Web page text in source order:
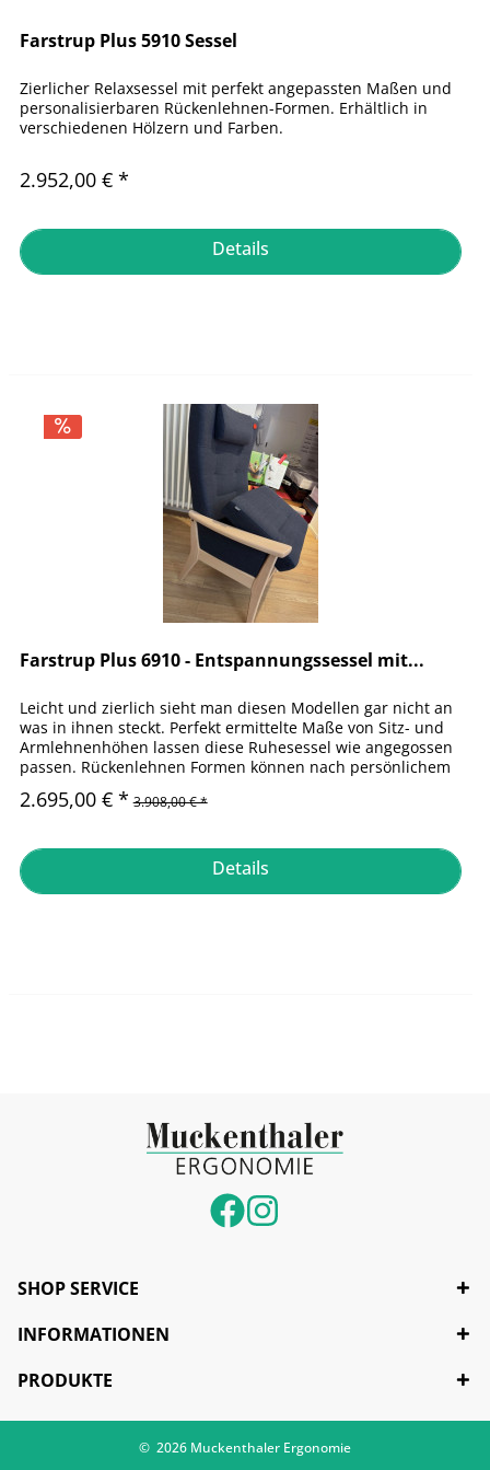
Farstrup Plus 5910 Sessel
Zierlicher Relaxsessel mit perfekt angepassten Maßen und
personalisierbaren Rückenlehnen-Formen. Erhältlich in
verschiedenen Hölzern und Farben.
2.952,00 € *
Details
Farstrup Plus 6910 - Entspannungssessel mit...
Leicht und zierlich sieht man diesen Modellen gar nicht an
was in ihnen steckt. Perfekt ermittelte Maße von Sitz- und
Armlehnenhöhen lassen diese Ruhesessel wie angegossen
passen. Rückenlehnen Formen können nach persönlichem
2.695,00 € * 3.908,00 € *
Details
SHOP SERVICE
INFORMATIONEN
PRODUKTE
© 2026 Muckenthaler Ergonomie